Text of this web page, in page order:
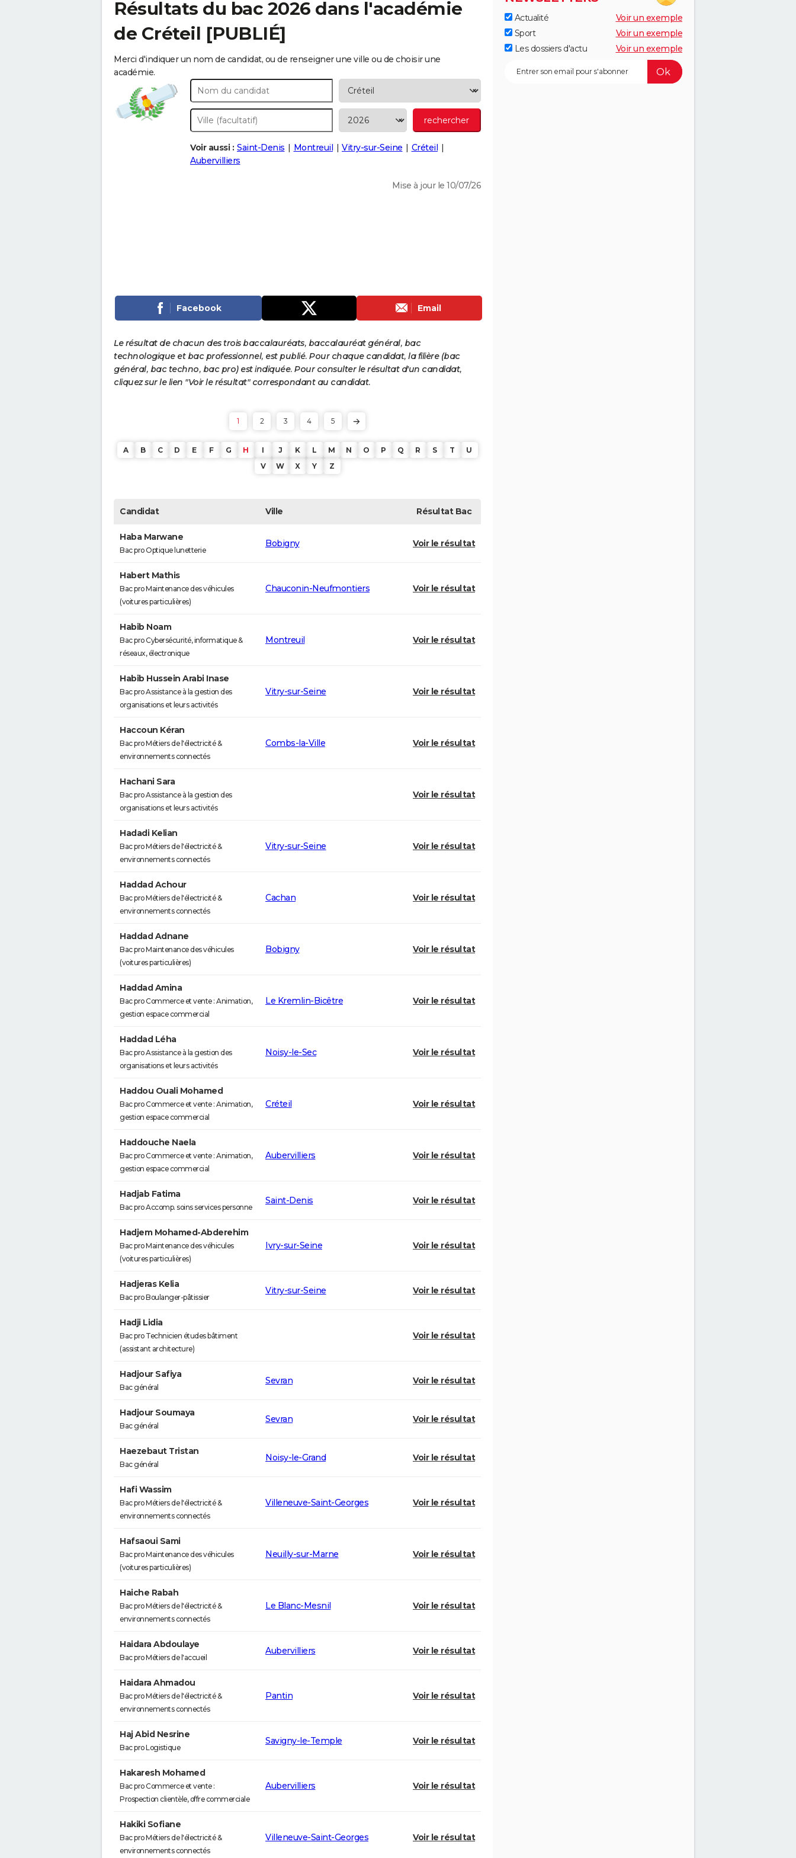
Résultats du bac 2026 dans l'académie
de Créteil [PUBLIÉ]
Merci d'indiquer un nom de candidat, ou de renseigner une ville ou de choisir une
académie.
Voir aussi : Saint-Denis Montreuil Vitry-sur-Seine
Créteil
Aubervilliers
Mise à jour le 10/07/26
Facebook Email
Le résultat de chacun des trois baccalauréats, baccalauréat général, bac
technologique et bac professionnel, est publié. Pour chaque candidat, la filière (bac
général, bac techno, bac pro) est indiquée. Pour consulter le résultat d'un candidat,
cliquez sur le lien "Voir le résultat" correspondant au candidat.
1 2 3 4 5
A B C D E F G H I J K L M N O P Q R S T
U
V
W X Y Z
Candidat Ville RésultatBac
Haba Marwane
Bac pro Optique lunetterie
Bobigny Voir le résultat
Habert Mathis
Bac pro Maintenance des véhicules
(voitures particulières)
Chauconin-Neufmontiers Voir le résultat
Habib Noam
Bac pro Cybersécurité, informatique &
réseaux, électronique
Montreuil Voir le résultat
Habib Hussein Arabi Inase
Bac pro Assistance à la gestion des
organisations et leurs activités
Vitry-sur-Seine Voir le résultat
Haccoun Kéran
Bac pro Métiers de l'électricité &
environnements connectés
Combs-la-Ville Voir le résultat
Hachani Sara
Bac pro Assistance à la gestion des
organisations et leurs activités
Voir le résultat
Hadadi Kelian
Bac pro Métiers de l'électricité &
environnements connectés
Vitry-sur-Seine Voir le résultat
Haddad Achour
Bac pro Métiers de l'électricité &
environnements connectés
Cachan Voir le résultat
Haddad Adnane
Bac pro Maintenance des véhicules
(voitures particulières)
Bobigny Voir le résultat
Haddad Amina
Bac pro Commerce et vente : Animation,
gestion espace commercial
Le Kremlin-Bicêtre Voir le résultat
Haddad Léha
Bac pro Assistance à la gestion des
organisations et leurs activités
Noisy-le-Sec Voir le résultat
Haddou Ouali Mohamed
Bac pro Commerce et vente : Animation,
gestion espace commercial
Créteil Voir le résultat
Haddouche Naela
Bac pro Commerce et vente : Animation,
gestion espace commercial
Aubervilliers Voir le résultat
Hadjab Fatima
Bac pro Accomp. soins services personne
Saint-Denis Voir le résultat
Hadjem Mohamed-Abderehim
Bac pro Maintenance des véhicules
(voitures particulières)
Ivry-sur-Seine Voir le résultat
Hadjeras Kelia
Bac pro Boulanger-pâtissier
Vitry-sur-Seine Voir le résultat
Hadji Lidia
Bac pro Technicien études bâtiment
(assistant architecture)
Voir le résultat
Hadjour Safiya
Bac général
Sevran Voir le résultat
Hadjour Soumaya
Bac général
Sevran Voir le résultat
Haezebaut Tristan
Bac général
Noisy-le-Grand Voir le résultat
Hafi Wassim
Bac pro Métiers de l'électricité &
environnements connectés
Villeneuve-Saint-Georges Voir le résultat
Hafsaoui Sami
Bac pro Maintenance des véhicules
(voitures particulières)
Neuilly-sur-Marne Voir le résultat
Haiche Rabah
Bac pro Métiers de l'électricité &
environnements connectés
Le Blanc-Mesnil Voir le résultat
Haidara Abdoulaye
Bac pro Métiers de l'accueil
Aubervilliers Voir le résultat
Haidara Ahmadou
Bac pro Métiers de l'électricité &
environnements connectés
Pantin Voir le résultat
Haj Abid Nesrine
Bac pro Logistique
Savigny-le-Temple Voir le résultat
Hakaresh Mohamed
Bac pro Commerce et vente :
Prospection clientèle, offre commerciale
Aubervilliers Voir le résultat
Hakiki Sofiane
Bac pro Métiers de l'électricité &
environnements connectés
Villeneuve-Saint-Georges Voir le résultat
Actualité
Voir un exemple
Sport
Voir un exemple
Les dossiers d'actu
Voir un exemple